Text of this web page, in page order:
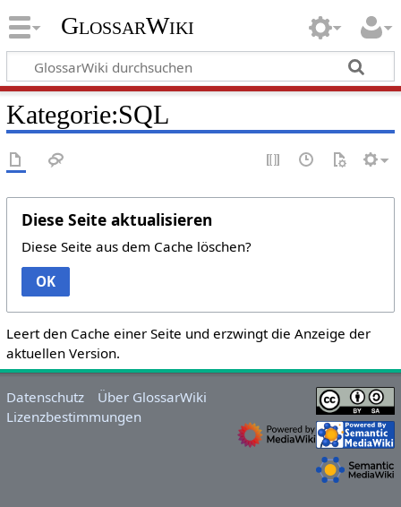
GlossarWiki
Kategorie:SQL
Diese Seite aktualisieren
Diese Seite aus dem Cache löschen?
OK
Leert den Cache einer Seite und erzwingt die Anzeige der
aktuellen Version.
Datenschutz
Über GlossarWiki
Lizenzbestimmungen